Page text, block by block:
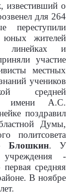
известивший о
для 264
юных жителей
линейках и
участие
местных
учеников
средней
имени А.С.
поздравил
Думы,
политсовета
Блошкин. У
учреждения -
средняя
В ноябре